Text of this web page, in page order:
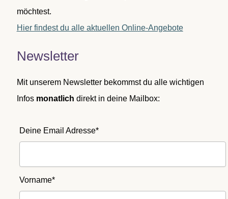
möchtest.
Hier findest du alle aktuellen Online-Angebote
Newsletter
Mit unserem Newsletter bekommst du alle wichtigen
Infos monatlich direkt in deine Mailbox:
Deine Email Adresse*
Vorname*